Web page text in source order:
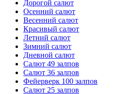
Дорогой салют
Осенний салют
Весенний салют
Красивый салют
Летний салют
Зимний салют
Дневной салют
Салют 49 залпов
Салют 36 залпов
Фейерверк 100 залпов
Салют 25 залпов